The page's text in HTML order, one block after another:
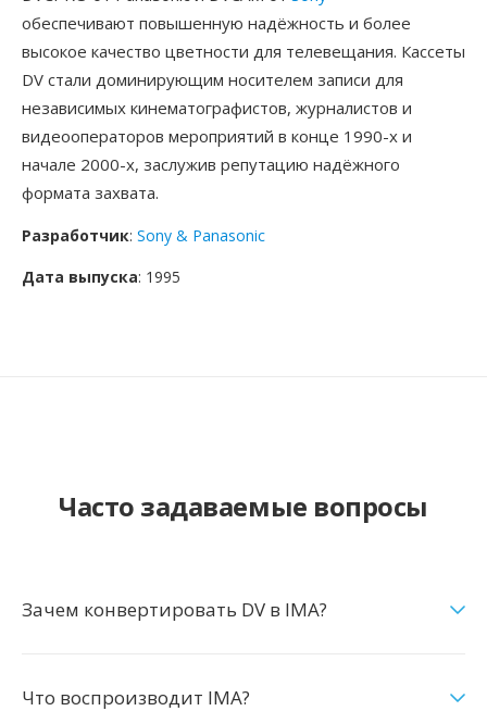
обеспечивают повышенную надёжность и более
высокое качество цветности для телевещания. Кассеты
DV стали доминирующим носителем записи для
независимых кинематографистов, журналистов и
видеооператоров мероприятий в конце 1990-х и
начале 2000-х, заслужив репутацию надёжного
формата захвата.
Разработчик: Sony & Panasonic
Дата выпуска: 1995
Часто задаваемые вопросы
Зачем конвертировать DV в IMA?
Что воспроизводит IMA?